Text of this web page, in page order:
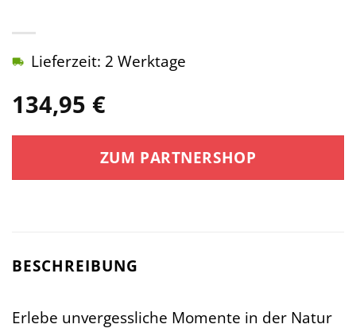
134,95 €
Lieferzeit: 2 Werktage
ZUM PARTNERSHOP
BESCHREIBUNG
Erlebe unvergessliche Momente in der Natur